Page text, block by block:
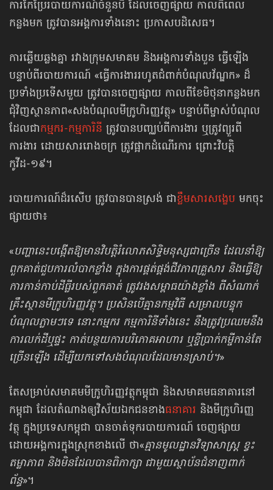
ការកែប្រែរបាយការណ៍ចំនួនបី ដែលចេញផ្សាយ កាលពីពេល​
កន្លងមក ត្រូវបានអង្គការទាំងនោះ ប្រកាសបដិសេធ។
ការឆ្លើយឆ្លងគ្នា រវាងក្រុមសមាគម និងអង្គការទាំងបួន ធ្វើឡើង
បន្ទាប់ពីរបាយការណ៍ «ធ្វើការងារ​រហូតជំពាក់​បំណុល​វ័ណ្ឌក» ដ៏
ប្រទាំងប្រទើសមួយ ត្រូវបានចេញផ្សាយ កាលពី​ខែមិថុនាកន្លងមក
ជុំវិញស្ថានភាព«សង​បំណុល​មីក្រូ​ហិរញ្ញ​វត្ថុ​» បន្ទាប់ពីម្ចាស់​បំណុល
ដែលជាកម្មករ-កម្មការិនី ​ត្រូវ​បាន​បញ្ឈប់​ពី​ការ​ងារ ឬត្រូវព្យួរពី
ការងារ ដោយសាររោង​ចក្រ ត្រូវ​ផ្អាក​ដំណើរ​ការ​ ព្រោះវិបត្តិ​
កូវីដ-១៩។
របាយការណ៍ដ៏រសើប ត្រូវបានបានស្រង់ ជាខ្លឹមសារសង្ខេប មកចុះ
ផ្សាយថា៖
«បញ្ហា​នេះ​បង្កើត​ឱ្យ​មាន​វិបត្តិ​​រំលោភ​សិទ្ធិ​មនុស្ស​ជា​ច្រើន ដែល​នាំឱ្យ​
ពួក​គាត់​ជួប​ការ​លំបាក​ខ្លាំង​ ក្នុង​ការ​ផ្គត់​ផ្គង់​ជីវ​ភាព​គ្រួសារ និង​ធ្វើ​ឱ្យ​
ការ​កាន់​កាប់​ដី​ធ្លី​របស់​ពួក​គាត់ ​ត្រូវ​រង​សម្ពាធ​យ៉ាង​ខ្លាំង​ ពី​សំណាក់​
គ្រឹះ​ស្ថាន​មីក្រូ​ហិរញ្ញវត្ថុ។ ប្រសិន​បើ​គ្មាន​កម្ម​វិធី​ សម្រាល​បន្ទុក​
បំណុល​ភ្លាម​ៗ​ទេ ​នោះ​កម្មករ កម្មការិនី​ទាំង​នេះ នឹង​ត្រូវ​ប្រឈម​នឹង​
ការ​លក់​ដី​ឬ​ផ្ទះ កាត់​បន្ថយ​ការ​បរិភោគ​អាហារ ឬ​ខ្ចី​ប្រាក់​កម្ចី​កាន់​តែ​
ច្រើន​ឡើង ដើម្បី​យក​ទៅ​សង​បំណុល​ដែល​មាន​ស្រាប់។»
តែសម្រាប់សមាគម​មីក្រូហិរញ្ញវត្ថុ​កម្ពុជា និង​សមាគម​ធនាគារ​នៅ​
កម្ពុជា ដែលតំណាង​ឲ្យវិស័យឯកជន​ខាងធនាគារ និងមីក្រូហិរញ្ញ
វត្ថុ ក្នុងប្រទេសកម្ពុជា បានចាត់ទុក​របាយការណ៍ ចេញផ្សាយ
ដោយអង្គការក្នុងស្រុកខាងលើ ថា«គ្មានមូលដ្ឋានវិទ្យាសាស្ត្រ ខ្វះ
តម្លាភាព និងមិនដែលបានពិភាក្សា ជាមួយស្ថាប័នជំនាញពាក់
ព័ន្ធ»។